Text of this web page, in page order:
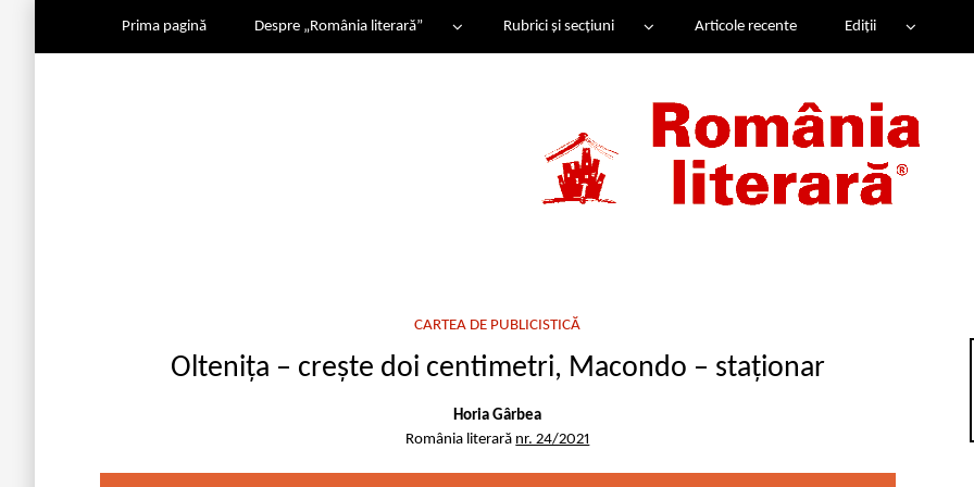
Prima pagină Despre „România literară” Rubrici și secțiuni Articole recente Ediții
CARTEA DE PUBLICISTICĂ
Oltenița – crește doi centimetri, Macondo – staționar
Horia Gârbea
România literară nr. 24/2021